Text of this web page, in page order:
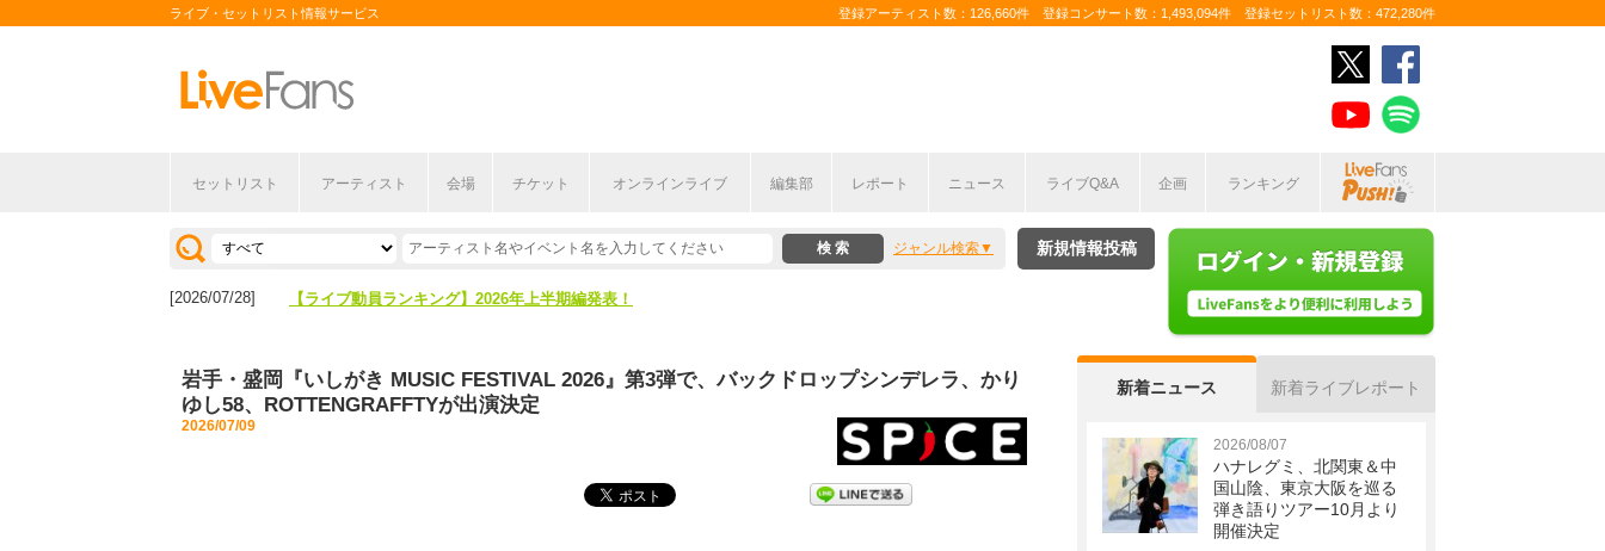
ライブ・セットリスト情報サービス 登録アーティスト数：126,660件 登録コンサート数：1,493,094件 登録セットリスト数：472,280件
セットリスト アーティスト 会場 チケット オンラインライブ 編集部 レポート ニュース ライブQ&A 企画 ランキング
ジャンル検索
[2026/04/27] 【フェス特集2026】フェス情報はここから！
[2026/07/28] 【ライブ動員ランキング】2026年上半期編発表！
[2026/07/28] 【ライブ動員ランキング】2026年上半期編発表！
新規情報投稿
岩手・盛岡『いしがき MUSIC FESTIVAL 2026』第3弾で、バックドロップシンデレラ、かり
ゆし58、ROTTENGRAFFTYが出演決定
2026/07/09
新着ニュース 新着ライブレポート
2026/08/07
ハナレグミ、北関東＆中
国山陰、東京大阪を巡る
弾き語りツアー10月より
開催決定